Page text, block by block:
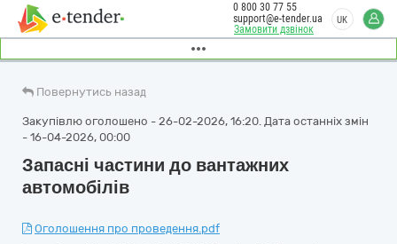
Замовити дзвінок
0 800 30 77 55
support@e-tender.ua
UK
Повернутись назад
Закупівлю оголошено - 26-02-2026, 16:20. Дата останніх змін
- 16-04-2026, 00:00
Запасні частини до вантажних
автомобілів
Оголошення про проведення.pdf